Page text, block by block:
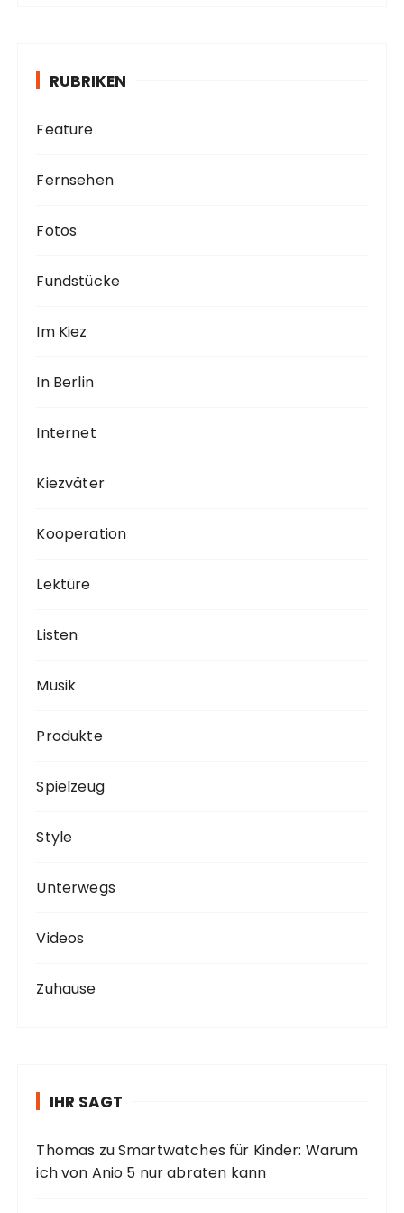
RUBRIKEN
Feature
Fernsehen
Fotos
Fundstücke
Im Kiez
In Berlin
Internet
Kiezväter
Kooperation
Lektüre
Listen
Musik
Produkte
Spielzeug
Style
Unterwegs
Videos
Zuhause
IHR SAGT
Thomas zuSmartwatches für Kinder: Warum
ich von Anio 5 nur abraten kann